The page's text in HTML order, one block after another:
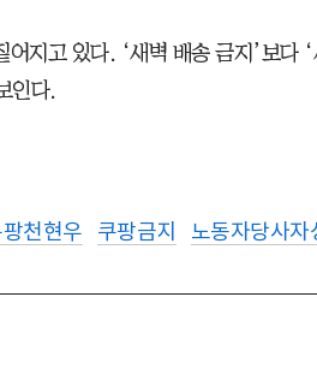
어지고 있다. ‘새벽 배송 금지’보다
인다.
천현우 쿠팡금지 노동자당사자